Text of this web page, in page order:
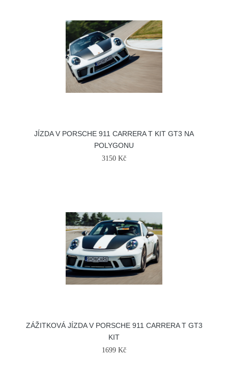
JÍZDA V PORSCHE 911 CARRERA T KIT GT3 NA
POLYGONU
3150 Kč
ZÁŽITKOVÁ JÍZDA V PORSCHE 911 CARRERA T GT3
KIT
1699 Kč